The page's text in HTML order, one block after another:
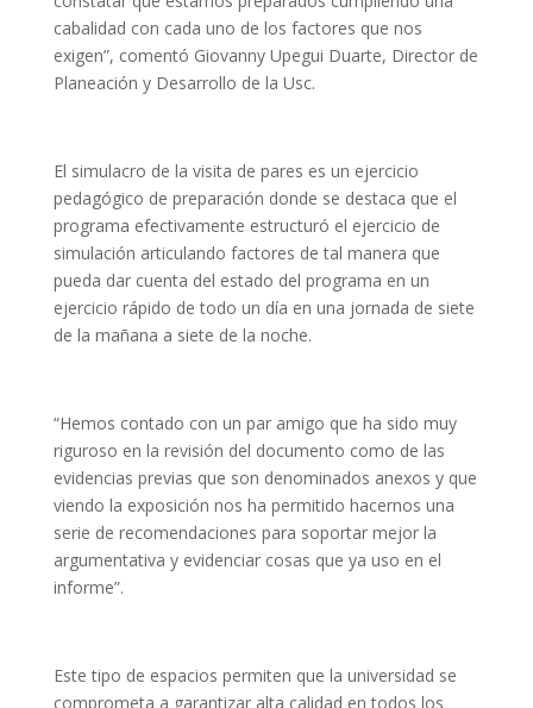
cabalidad con cada uno de los factores que nos
exigen”, comentó Giovanny Upegui Duarte, Director de
Planeación y Desarrollo de la Usc.
El simulacro de la visita de pares es un ejercicio
pedagógico de preparación donde se destaca que el
programa efectivamente estructuró el ejercicio de
simulación articulando factores de tal manera que
pueda dar cuenta del estado del programa en un
ejercicio rápido de todo un día en una jornada de siete
de la mañana a siete de la noche.
“Hemos contado con un par amigo que ha sido muy
riguroso en la revisión del documento como de las
evidencias previas que son denominados anexos y que
viendo la exposición nos ha permitido hacernos una
serie de recomendaciones para soportar mejor la
argumentativa y evidenciar cosas que ya uso en el
informe”.
Este tipo de espacios permiten que la universidad se
comprometa a garantizar alta calidad en todos los